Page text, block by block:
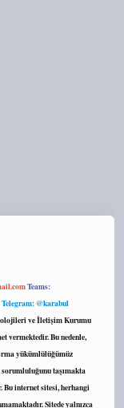
Teams:
Telegram: @karabul
ve İletişim Kurumu
vermektedir. Bu nedenle,
yükümlülüğümüz
taşımakta
Bu internet sitesi, herhangi
Sitede yalnızca